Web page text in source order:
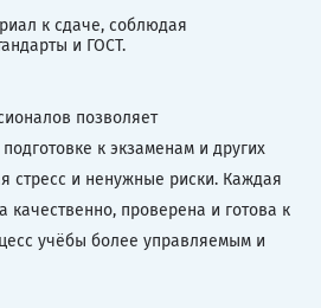
к сдаче, соблюдая
и ГОСТ.
позволяет
к экзаменам и других
стресс и ненужные риски. Каждая
качественно, проверена и готова к
учёбы более управляемым и